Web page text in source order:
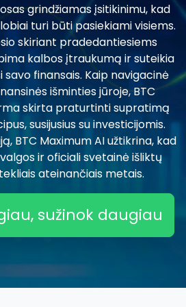
grindžiamas įsitikinimu, kad
turi būti pasiekiami visiems.
skiriant pradedantiesiems
kalbos įtraukumą ir suteikia
finansais. Kaip navigacinė
išminties jūroje, BTC
skirta praturtinti supratimą
susijusius su investicijomis.
BTC Maximum AI užtikrina, kad
ir oficiali svetainė išliktų
ateinančiais metais.
sužinok daugiau